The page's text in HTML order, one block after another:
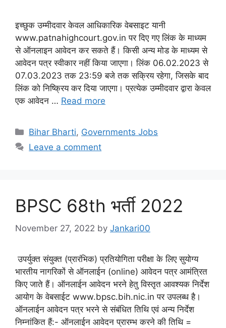
इच्छुक उम्मीदवार केवल आधिकारिक वेबसाइट यानी
www.patnahighcourt.gov.in पर दिए गए लिंक के माध्यम
से ऑनलाइन आवेदन कर सकते हैं। किसी अन्य मोड के माध्यम से
आवेदन पत्र स्वीकार नहीं किया जाएगा। लिंक 06.02.2023 से
07.03.2023 तक 23:59 बजे तक सक्रिय रहेगा, जिसके बाद
लिंक को निष्क्रिय कर दिया जाएगा। प्रत्येक उम्मीदवार द्वारा केवल
एक आवेदन … Read more
Categories
Bihar Bharti, Governments Jobs
Leave a comment
BPSC 68th भर्ती 2022
November 27, 2022 by Jankari00
उपर्युक्त संयुक्त (प्रारंभिक) प्रतियोगिता परीक्षा के लिए सुयोग्य
भारतीय नागरिकों से ऑनलाईन (online) आवेदन पत्र आमंत्रित
किए जाते हैं। ऑनलाईन आवेदन भरने हेतु विस्तृत आवश्यक निर्देश
आयोग के वेबसाईट www.bpsc.bih.nic.in पर उपलब्ध है।
ऑनलाईन आवेदन पत्र भरने से संबंधित तिथि एवं अन्य निर्देश
निम्नांकित हैं:- ऑनलाईन आवेदन प्रारम्भ करने की तिथि =